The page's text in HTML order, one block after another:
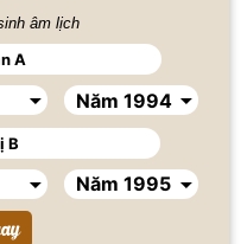
âm lịch